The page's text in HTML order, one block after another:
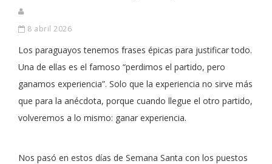
8 abril 2026
Los paraguayos tenemos frases épicas para justificar todo.
Una de ellas es el famoso “perdimos el partido, pero
ganamos experiencia”. Solo que la experiencia no sirve más
que para la anécdota, porque cuando llegue el otro partido,
volveremos a lo mismo: ganar experiencia.
Nos pasó en estos días de Semana Santa con los puestos